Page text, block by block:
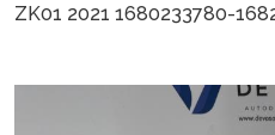
ZK01 2021 1680233780-